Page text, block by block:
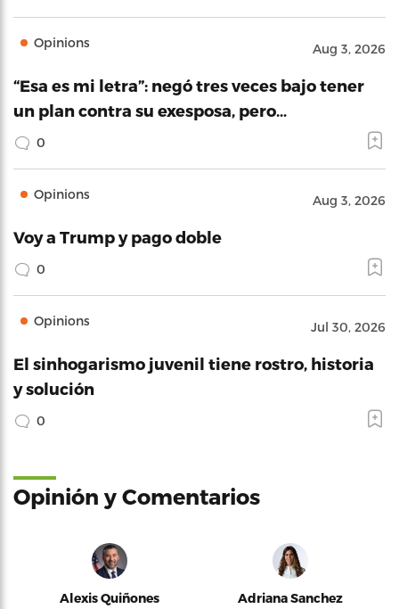
Opinions Aug 3, 2026
“Esa es mi letra”: negó tres veces bajo tener
un plan contra su exesposa, pero…
0
Opinions Aug 3, 2026
Voy a Trump y pago doble
0
Opinions Jul 30, 2026
El sinhogarismo juvenil tiene rostro, historia
y solución
0
Opinión y Comentarios
Alexis Quiñones Adriana Sanchez